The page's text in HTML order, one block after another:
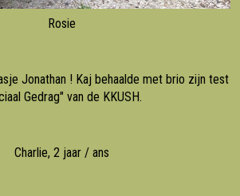
Rosie
Jonathan ! Kaj behaalde met brio zijn test
Gedrag" van de KKUSH.
Charlie, 2 jaar / ans